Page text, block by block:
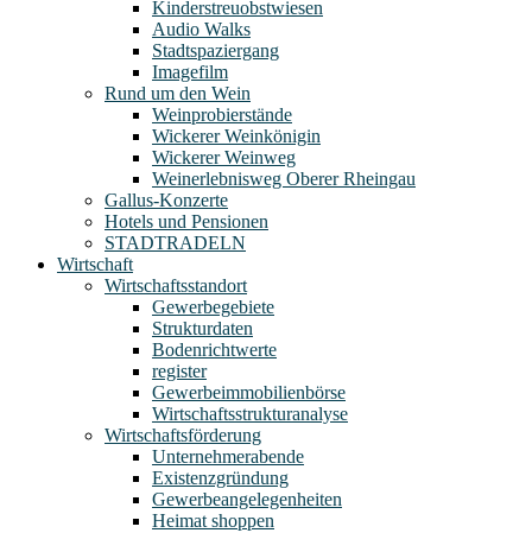
Kinderstreuobstwiesen
Audio Walks
Stadtspaziergang
Imagefilm
Rund um den Wein
Weinprobierstände
Wickerer Weinkönigin
Wickerer Weinweg
Weinerlebnisweg Oberer Rheingau
Gallus-Konzerte
Hotels und Pensionen
STADTRADELN
Wirtschaft
Wirtschaftsstandort
Gewerbegebiete
Strukturdaten
Bodenrichtwerte
register
Gewerbeimmobilienbörse
Wirtschaftsstrukturanalyse
Wirtschaftsförderung
Unternehmerabende
Existenzgründung
Gewerbeangelegenheiten
Heimat shoppen